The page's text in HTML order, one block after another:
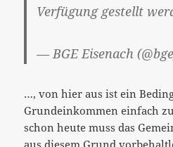
Verfügung gestellt
— BGE Eisenach
…, von hier aus ist ein
Grundeinkommen einfach
schon heute muss das